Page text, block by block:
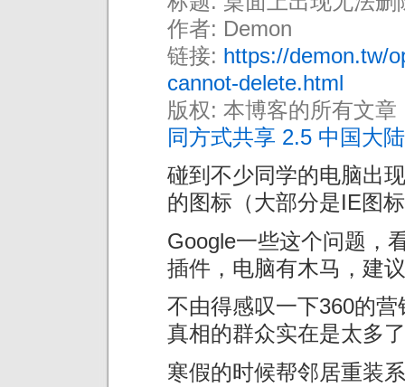
作者: Demon
链接: https://demon.tw/
cannot-delete.html
版权: 本博客的所有文章
同方式共享 2.5 中国大陆
碰到不少同学的电脑出
的图标（大部分是IE图
Google一些这个问题，
插件，电脑有木马，建
不由得感叹一下360的
真相的群众实在是太多了
寒假的时候帮邻居重装